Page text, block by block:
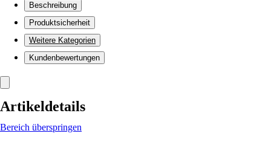
Beschreibung
Produktsicherheit
Weitere Kategorien
Kundenbewertungen
Artikeldetails
Bereich überspringen